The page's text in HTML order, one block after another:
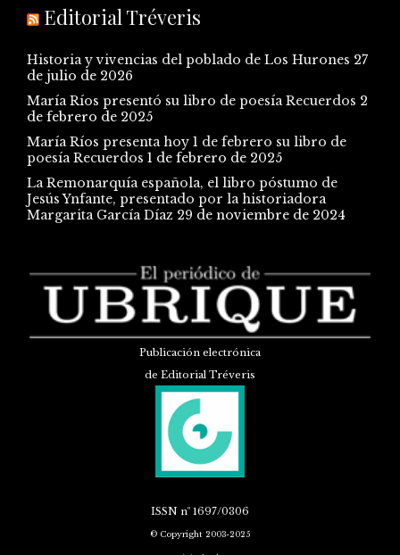
Editorial Tréveris
Historia y vivencias del poblado de Los Hurones 27
de julio de 2026
María Ríos presentó su libro de poesía Recuerdos 2
de febrero de 2025
María Ríos presenta hoy 1 de febrero su libro de
poesía Recuerdos 1 de febrero de 2025
La Remonarquía española, el libro póstumo de
Jesús Ynfante, presentado por la historiadora
Margarita García Díaz 29 de noviembre de 2024
Publicación electrónica
de Editorial Tréveris
ISSN nº 1697/0306
© Copyright 2003-2025